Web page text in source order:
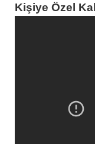
Kişiye Özel